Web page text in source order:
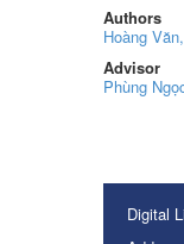
Authors
Hoàng
Advisor
Phùng
Digital